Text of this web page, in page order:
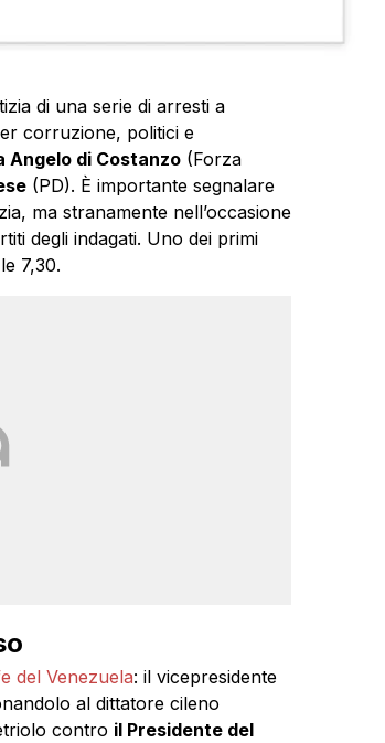
di una serie di arresti a
corruzione, politici e
Angelo di Costanzo(Forza
(PD). È importante segnalare
ma stranamente nell’occasione
degli indagati. Uno dei primi
7,30.
del Venezuela: il vicepresidente
al dittatore cileno
contro il Presidente del